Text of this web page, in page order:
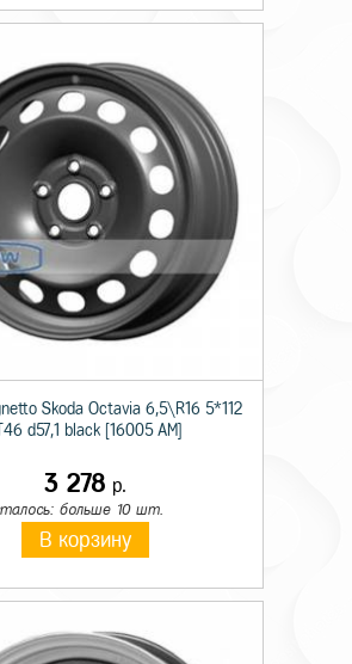
Skoda Octavia 6,5\R16 5*112
d57,1 black [16005 AM]
3 278 р.
больше 10 шт.
В корзину